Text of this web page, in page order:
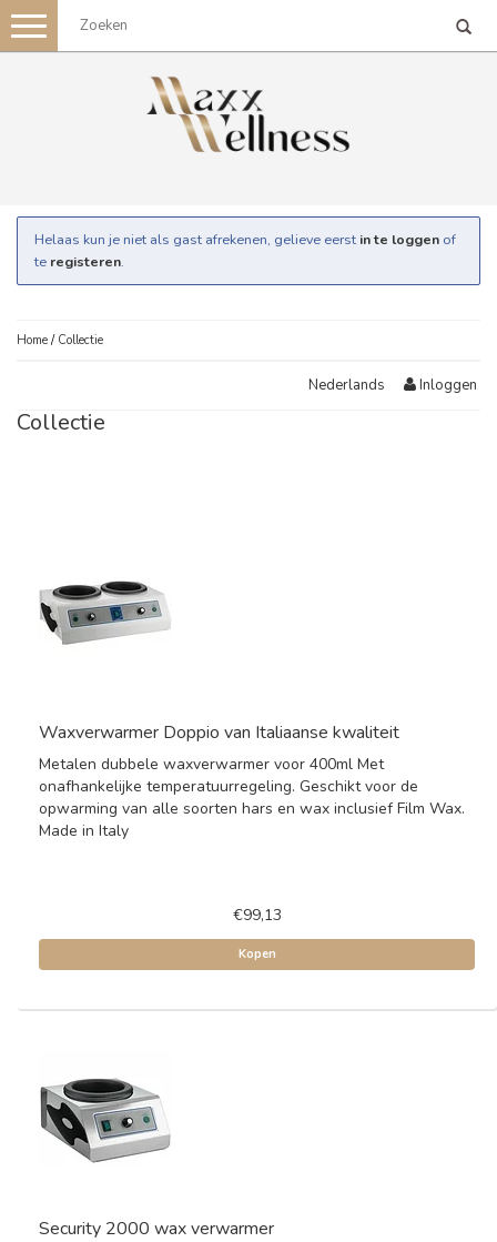
Toggle
navigation
Helaas kun je niet als gast afrekenen, gelieve eerst in te loggen of
te registeren.
Home / Collectie
Nederlands Inloggen
Collectie
Waxverwarmer Doppio van Italiaanse kwaliteit
Metalen dubbele waxverwarmer voor 400ml Met
onafhankelijke temperatuurregeling. Geschikt voor de
opwarming van alle soorten hars en wax inclusief Film Wax.
Made in Italy
€99,13
Kopen
Security 2000 wax verwarmer